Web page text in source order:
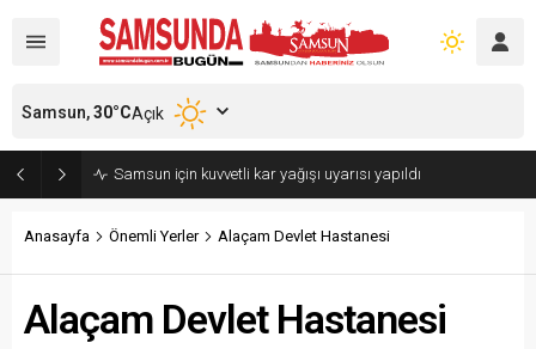
Samsun’da polisi alarma geçiren tatbikat
Samsun,30°CAçık
Anasayfa Önemli Yerler Alaçam Devlet Hastanesi
Alaçam Devlet Hastanesi